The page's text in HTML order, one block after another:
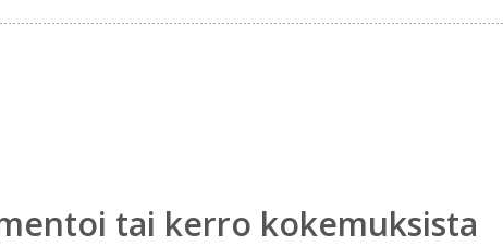
tai kerro kokemuksista